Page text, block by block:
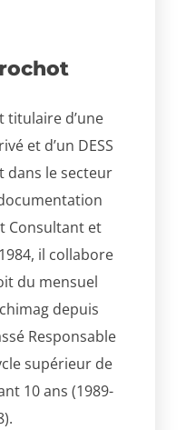
titulaire d’une
et d’un DESS
dans le secteur
Consultant et
il collabore
du mensuel
depuis
Responsable
supérieur de
10 ans (1989-